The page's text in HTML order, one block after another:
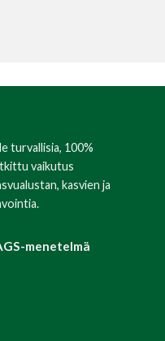
turvallisia, 100%
vaikutus
kasvien ja
menetelmä